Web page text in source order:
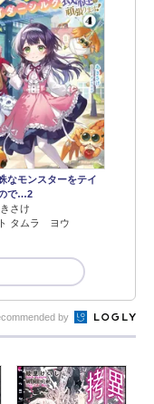
なモンスターをテイ
で…2
さけ
タムラ ヨウ
by